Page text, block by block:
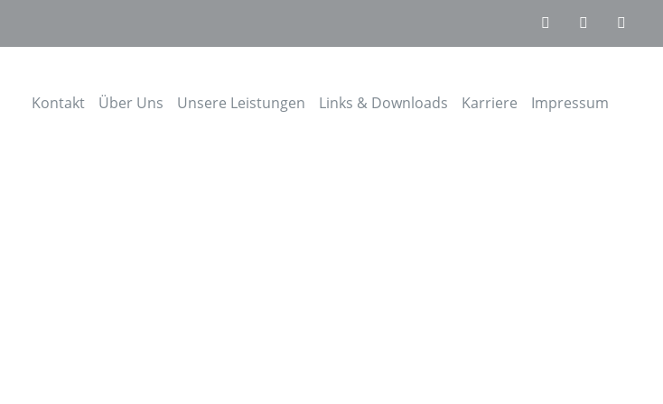
Kontakt Über Uns Unsere Leistungen Links & Downloads Karriere Impressum